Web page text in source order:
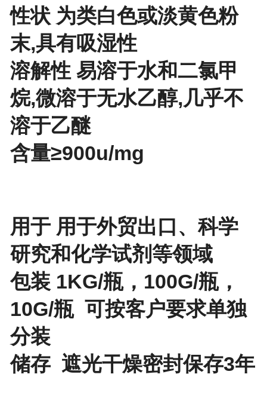
性状 为类白色或淡黄色粉
末,具有吸湿性
溶解性 易溶于水和二氯甲
烷,微溶于无水乙醇,几乎不
溶于乙醚
含量≥900u/mg
用于 用于外贸出口、科学
研究和化学试剂等领域
包装 1KG/瓶，100G/瓶，
10G/瓶 可按客户要求单独
分装
储存 遮光干燥密封保存3年